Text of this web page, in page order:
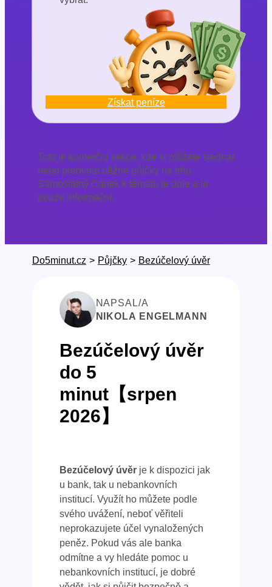
Získat peníze
Toto je komerční sekce, kde si můžete sjednat
nebo porovnat běžné půjčky na trhu.
Samostatný článek k tématu je dole a je
pouze informační.
Do5minut.cz > Půjčky > Bezúčelový úvěr
NAPSAL/A
NIKOLA ENGELMANN
Bezúčelový úvěr
do 5
minut【srpen
2026】
Bezúčelový úvěrje k dispozici jak
u bank, tak u nebankovních
institucí. Využít ho můžete podle
svého uvážení, neboť věřiteli
neprokazujete účel vynaložených
peněz. Pokud vás ale banka
odmítne a vy hledáte pomoc u
nebankovních institucí, je dobré